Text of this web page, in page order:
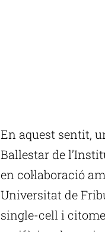
En aquest sentit,
Ballestar de
en col·laboració
Universitat de
single-cell i